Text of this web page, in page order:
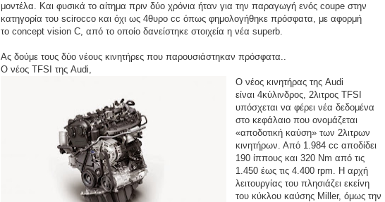
μοντέλα. Και φυσικά το αίτημα πριν δύο χρόνια ήταν για την παραγωγή ενός coupe στην
κατηγορία του scirocco και όχι ως 4θυρο cc όπως φημολογήθηκε πρόσφατα, με αφορμή
το concept vision C, από το οποίο δανείστηκε στοιχεία η νέα superb.
Ας δούμε τους δύο νέους κινητήρες που παρουσιάστηκαν πρόσφατα..
Ο νέος TFSI της Audi,
Ο νέος κινητήρας της Audi
είναι4κύλινδρος, 2λιτρος TFSI
υπόσχεται να φέρει νέα δεδομένα
στο κεφάλαιο που ονομάζεται
«αποδοτική καύση» των 2λιτρων
κινητήρων. Από 1.984 cc αποδίδει
190 ίππους και 320 Nm από τις
1.450 έως τις 4.400 rpm. Η αρχή
λειτουργίας του πλησιάζει εκείνη
του κύκλου καύσης Miller, όμως την